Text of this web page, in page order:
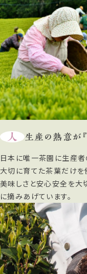
人 生産の熱意が
日本に唯一茶園に生産者
大切に育てた茶葉だけを
美味しさと安心安全を大
に摘みあげています。